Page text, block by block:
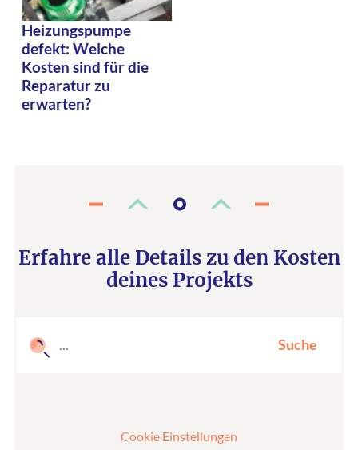
Heizungspumpe
defekt: Welche
Kosten sind für die
Reparatur zu
erwarten?
Erfahre alle Details zu den Kosten
deines Projekts
Suche
Cookie Einstellungen